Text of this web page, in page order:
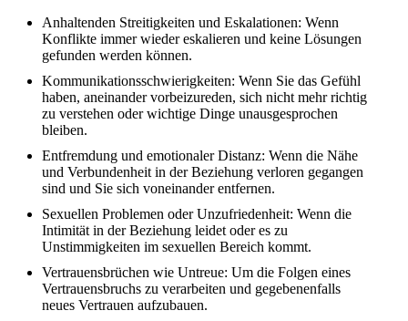
Anhaltenden Streitigkeiten und Eskalationen: Wenn
Konflikte immer wieder eskalieren und keine Lösungen
gefunden werden können.
Kommunikationsschwierigkeiten: Wenn Sie das Gefühl
haben, aneinander vorbeizureden, sich nicht mehr richtig
zu verstehen oder wichtige Dinge unausgesprochen
bleiben.
Entfremdung und emotionaler Distanz: Wenn die Nähe
und Verbundenheit in der Beziehung verloren gegangen
sind und Sie sich voneinander entfernen.
Sexuellen Problemen oder Unzufriedenheit: Wenn die
Intimität in der Beziehung leidet oder es zu
Unstimmigkeiten im sexuellen Bereich kommt.
Vertrauensbrüchen wie Untreue: Um die Folgen eines
Vertrauensbruchs zu verarbeiten und gegebenenfalls
neues Vertrauen aufzubauen.